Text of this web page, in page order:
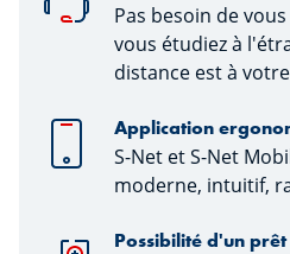
Pas besoin de
vous étudiez à
distance est à
Application
S-Net et S-Net
moderne, intuitif,
Possibilité d'un